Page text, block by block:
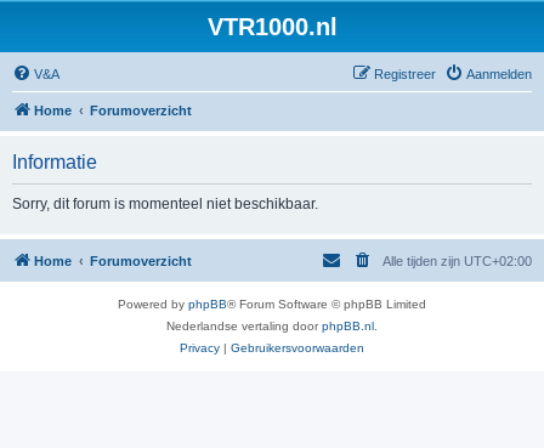
VTR1000.nl
V&A Aanmelden
Registreer
Home Forumoverzicht
Informatie
Sorry, dit forum is momenteel niet beschikbaar.
Home Forumoverzicht Alle tijden zijn UTC+02:00
Powered by phpBB® Forum Software © phpBB Limited
Nederlandse vertaling doorphpBB.nl
Privacy | Gebruikersvoorwaarden